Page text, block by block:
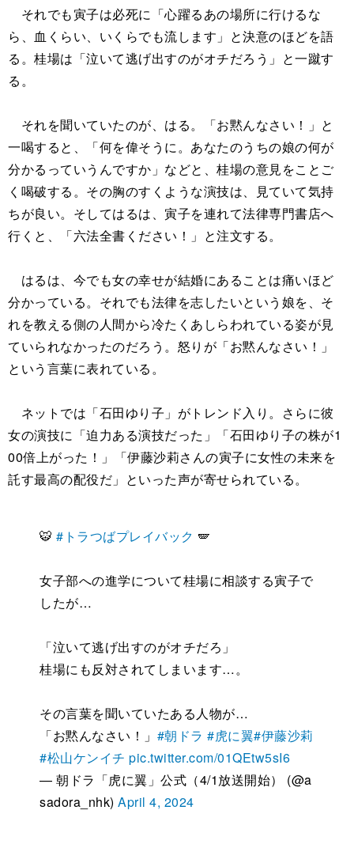
それでも寅子は必死に「心躍るあの場所に行けるな
ら、血くらい、いくらでも流します」と決意のほどを語
る。桂場は「泣いて逃げ出すのがオチだろう」と一蹴す
る。
それを聞いていたのが、はる。「お黙んなさい！」と
一喝すると、「何を偉そうに。あなたのうちの娘の何が
分かるっていうんですか」などと、桂場の意見をことご
く喝破する。その胸のすくような演技は、見ていて気持
ちが良い。そしてはるは、寅子を連れて法律専門書店へ
行くと、「六法全書ください！」と注文する。
はるは、今でも女の幸せが結婚にあることは痛いほど
分かっている。それでも法律を志したいという娘を、そ
れを教える側の人間から冷たくあしらわれている姿が見
ていられなかったのだろう。怒りが「お黙んなさい！」
という言葉に表れている。
ネットでは「石田ゆり子」がトレンド入り。さらに彼
女の演技に「迫力ある演技だった」「石田ゆり子の株が1
00倍上がった！」「伊藤沙莉さんの寅子に女性の未来を
託す最高の配役だ」といった声が寄せられている。
🐯 #トラつばプレイバック 🪽
女子部への進学について桂場に相談する寅子で
したが…
「泣いて逃げ出すのがオチだろ」
桂場にも反対されてしまいます…。
その言葉を聞いていたある人物が…
「お黙んなさい！」 #朝ドラ #虎に翼#伊藤沙莉
#松山ケンイチ pic.twitter.com/01QEtw5sI6
— 朝ドラ「虎に翼」公式（4/1放送開始） (@a
sadora_nhk) April 4, 2024